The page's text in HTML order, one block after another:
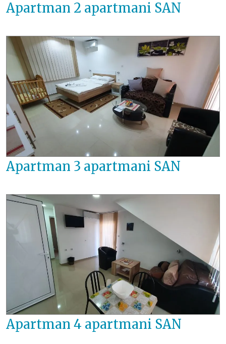
Apartman 2 apartmani SAN
Apartman 3 apartmani SAN
Apartman 4 apartmani SAN